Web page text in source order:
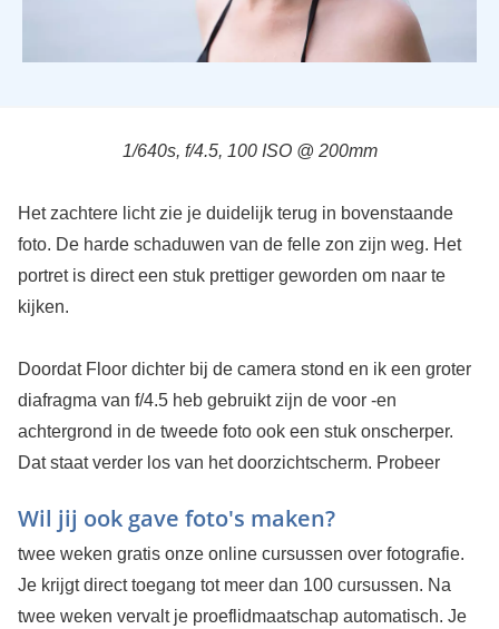
1/640s, f/4.5, 100 ISO @ 200mm
Het zachtere licht zie je duidelijk terug in bovenstaande
foto. De harde schaduwen van de felle zon zijn weg. Het
portret is direct een stuk prettiger geworden om naar te
kijken.
Doordat Floor dichter bij de camera stond en ik een groter
diafragma van f/4.5 heb gebruikt zijn de voor -en
achtergrond in de tweede foto ook een stuk onscherper.
Dat staat verder los van het doorzichtscherm.
Wil jij ook gave foto's maken?
Probeer
twee weken gratis onze online cursussen over fotografie.
Je krijgt direct toegang tot meer dan 100 cursussen. Na
twee weken vervalt je proeflidmaatschap automatisch. Je